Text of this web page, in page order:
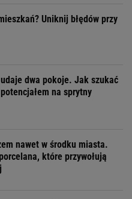
Uniknij błędów przy
dwa pokoje. Jak szukać
na sprytny
nawet w środku miasta.
które przywołują